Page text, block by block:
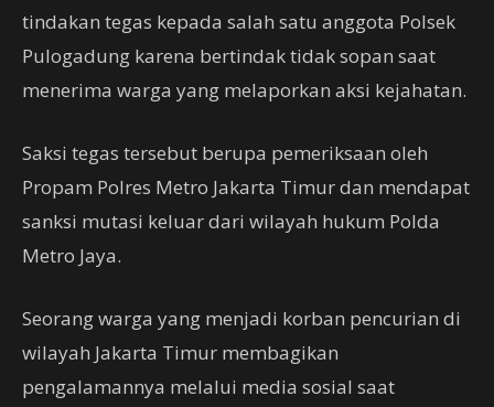
tindakan tegas kepada salah satu anggota Polsek
Pulogadung karena bertindak tidak sopan saat
menerima warga yang melaporkan aksi kejahatan.
Saksi tegas tersebut berupa pemeriksaan oleh
Propam Polres Metro Jakarta Timur dan mendapat
sanksi mutasi keluar dari wilayah hukum Polda
Metro Jaya.
Seorang warga yang menjadi korban pencurian di
wilayah Jakarta Timur membagikan
pengalamannya melalui media sosial saat